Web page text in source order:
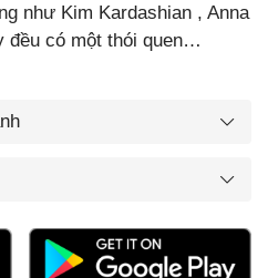
như Kim Kardashian , Anna
đều có một thói quen…